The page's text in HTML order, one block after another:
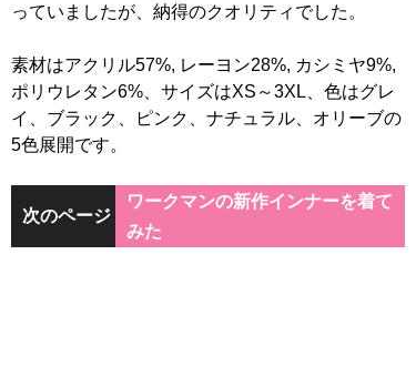
っていましたが、納得のクオリティでした。
素材はアクリル57%, レーヨン28%, カシミヤ9%,
ポリウレタン6%、サイズはXS～3XL、色はグレ
イ、ブラック、ピンク、ナチュラル、オリーブの
5色展開です。
次のページ
ワークマンの新作インナーを着て
みた